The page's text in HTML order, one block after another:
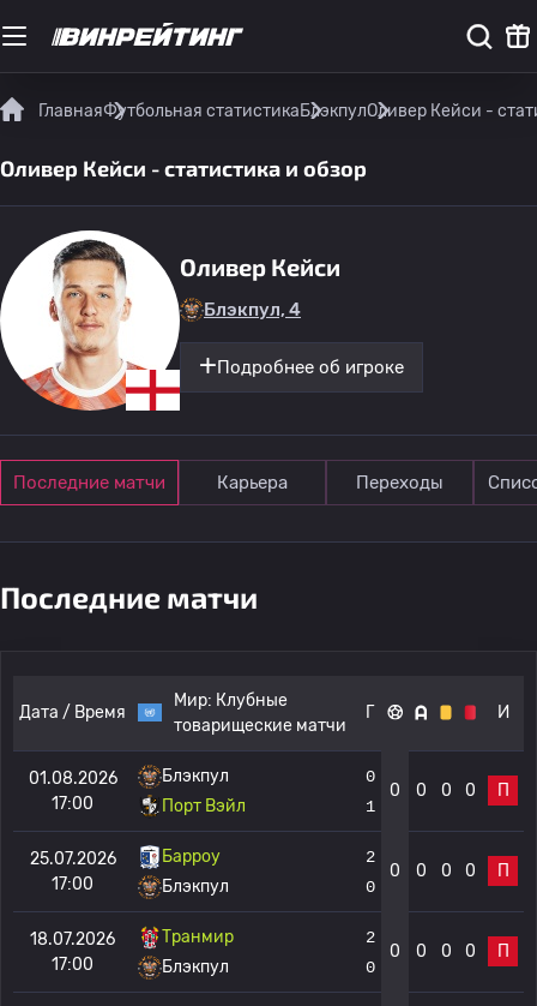
ГлавнаяФутбольная статистикаБлэкпулОливер Кейси -
Оливер Кейси - статистика и обзор
Оливер Кейси
Блэкпул, 4
Подробнее об игроке
Последние матчи Карьера Переходы
Последние матчи
Дата / Время
Мир: Клубные
товарищеские матчи
Г И
01.08.2026
17:00
Блэкпул
Порт Вэйл
0
1
0 0 0 0 П
25.07.2026
17:00
Барроу
Блэкпул
2
0
0 0 0 0 П
18.07.2026
17:00
Транмир
Блэкпул
2
0
0 0 0 0 П